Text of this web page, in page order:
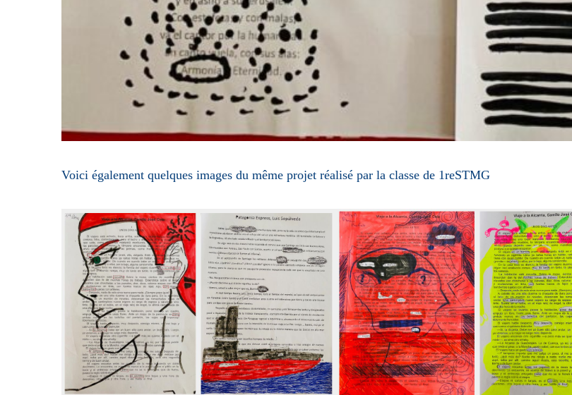
Voici également quelques images du même projet réalisé par la classe de 1reSTMG